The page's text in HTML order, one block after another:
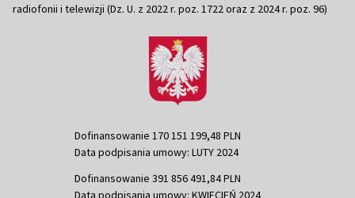
radiofonii i telewizji (Dz. U. z 2022 r. poz. 1722 oraz z 2024 r. poz. 96)
Dofinansowanie 170 151 199,48 PLN
Data podpisania umowy: LUTY 2024
Dofinansowanie 391 856 491,84 PLN
Data podpisania umowy: KWIECIEŃ 2024